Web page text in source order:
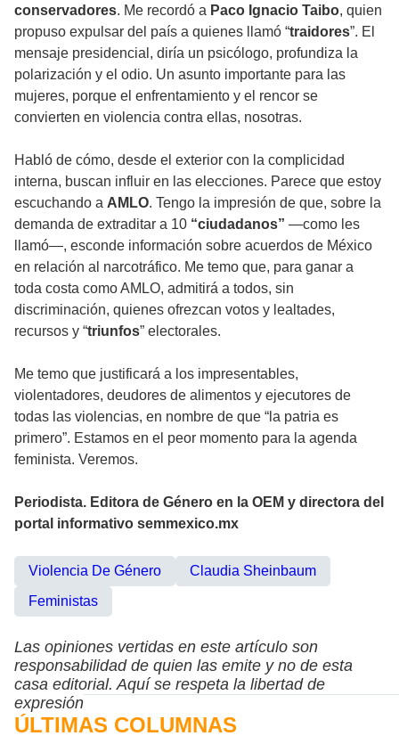
conservadores. Me recordó a Paco Ignacio Taibo, quien
propuso expulsar del país a quienes llamó “traidores”. El
mensaje presidencial, diría un psicólogo, profundiza la
polarización y el odio. Un asunto importante para las
mujeres, porque el enfrentamiento y el rencor se
convierten en violencia contra ellas, nosotras.
Habló de cómo, desde el exterior con la complicidad
interna, buscan influir en las elecciones. Parece que estoy
escuchando a AMLO. Tengo la impresión de que, sobre la
demanda de extraditar a 10 “ciudadanos” —como les
llamó—, esconde información sobre acuerdos de México
en relación al narcotráfico. Me temo que, para ganar a
toda costa como AMLO, admitirá a todos, sin
discriminación, quienes ofrezcan votos y lealtades,
recursos y “triunfos” electorales.
Me temo que justificará a los impresentables,
violentadores, deudores de alimentos y ejecutores de
todas las violencias, en nombre de que “la patria es
primero”. Estamos en el peor momento para la agenda
feminista. Veremos.
Periodista. Editora de Género en la OEM y directora del
portal informativo semmexico.mx
Violencia De Género
Claudia Sheinbaum
Feministas
Las opiniones vertidas en este artículo son
responsabilidad de quien las emite y no de esta
casa editorial. Aquí se respeta la libertad de
expresión
ÚLTIMAS COLUMNAS